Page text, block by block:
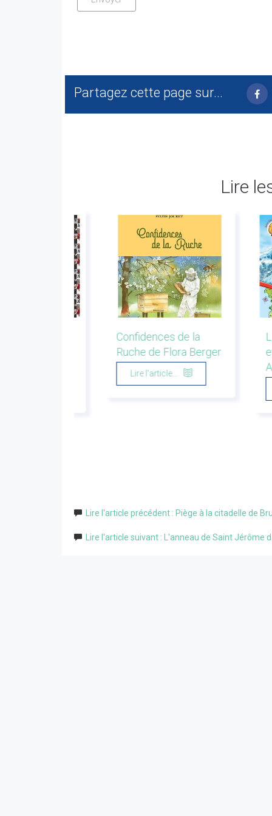
Partagez cette page sur...
Lire
Confidences de la
Ruche de Flora Berger
Lire l'article...
Lire l'article précédent : Piège à la citadelle de
Lire l'article suivant : L'anneau de Saint Jérôme